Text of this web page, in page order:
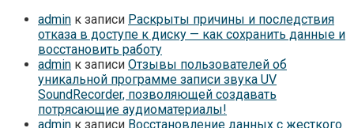
admin к записи Раскрыты причины и последствия
отказа в доступе к диску — как сохранить данные и
восстановить работу
admin к записи Отзывы пользователей об
уникальной программе записи звука UV
SoundRecorder, позволяющей создавать
потрясающие аудиоматериалы!
admin к записи Восстановление данных с жесткого